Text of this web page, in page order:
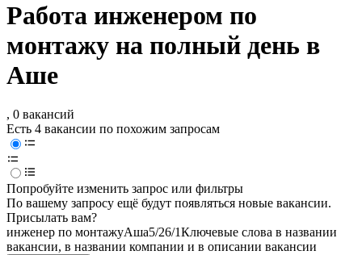
Работа инженером по
монтажу на полный день в
Аше
, 0 вакансий
Есть 4 вакансии по похожим запросам
Попробуйте изменить запрос или фильтры
По вашему запросу ещё будут появляться новые вакансии.
Присылать вам?
инженер по монтажуАша5/26/1Ключевые слова в названии
вакансии, в названии компании и в описании вакансии